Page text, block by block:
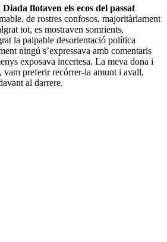
flotaven els ecos del passat
de rostres confosos, majoritàriament
tot, es mostraven somrients,
la palpable desorientació política
ningú s’expressava amb comentaris
exposava incertesa. La meva dona i
vam preferir recórrer-la amunt i avall,
al darrere.